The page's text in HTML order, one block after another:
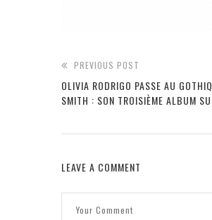
PREVIOUS POST
OLIVIA RODRIGO PASSE AU
SMITH : SON TROISIÈME ALBUM
LEAVE A COMMENT